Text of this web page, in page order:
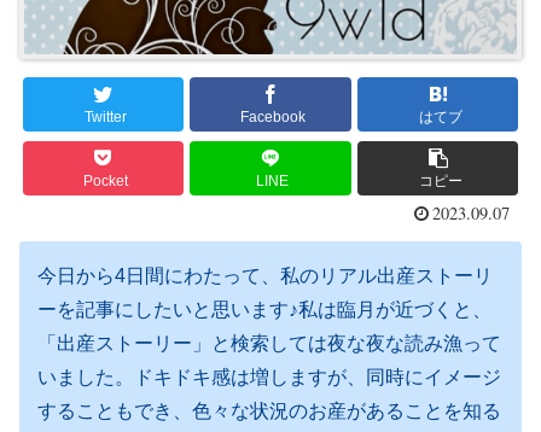
Twitter Facebook はてブ
Pocket LINE コピー
2023.09.07
今日から4日間にわたって、私のリアル出産ストーリ
ーを記事にしたいと思います♪私は臨月が近づくと、
「出産ストーリー」と検索しては夜な夜な読み漁って
いました。ドキドキ感は増しますが、同時にイメージ
することもでき、色々な状況のお産があることを知る